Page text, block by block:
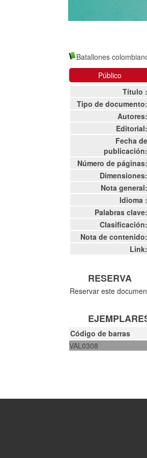
Batallones
Público
Título :
Tipo de documento:
Autores:
Editorial:
Fecha de
publicación:
Número de páginas:
Dimensiones:
Nota general:
Idioma :
Palabras clave:
Clasificación:
Nota de contenido:
Link:
RESERVA
Reservar este
Código de barras
VAL0308